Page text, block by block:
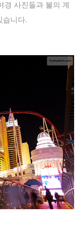
사진들과 불의 계
습니다.